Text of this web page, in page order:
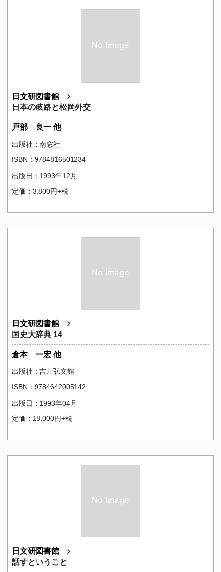
日文研図書館
日本の岐路と松岡外交
戸部 良一 他
出版社：南窓社
ISBN：9784816501234
出版日：1993年12月
定価：3,800円+税
日文研図書館
国史大辞典 14
倉本 一宏 他
出版社：吉川弘文館
ISBN：9784642005142
出版日：1993年04月
定価：18,000円+税
日文研図書館
話すということ